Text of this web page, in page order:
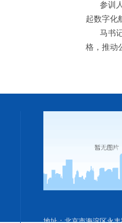
参训
起数字化
马书
格，推动
地址：北京市海淀区永